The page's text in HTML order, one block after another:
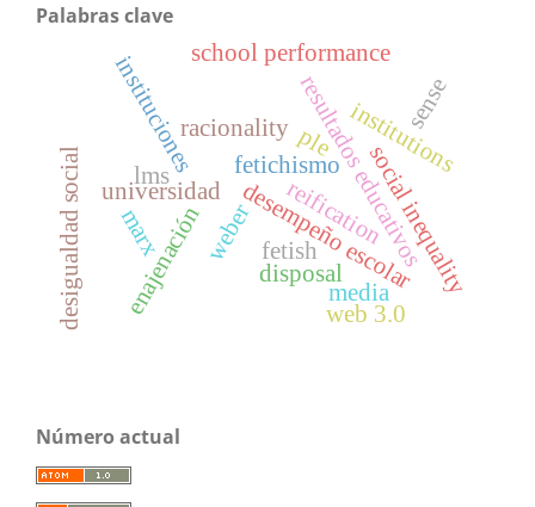
Palabras clave
universidad
fetichismoresultados educativos
desempeño escolar
social inequality
desigualdad social
racionality
weber
institutions
instituciones
fetish
disposal
reification
enajenación
marx
media
ple
lms
web 3.0
school performance
sense
Número actual